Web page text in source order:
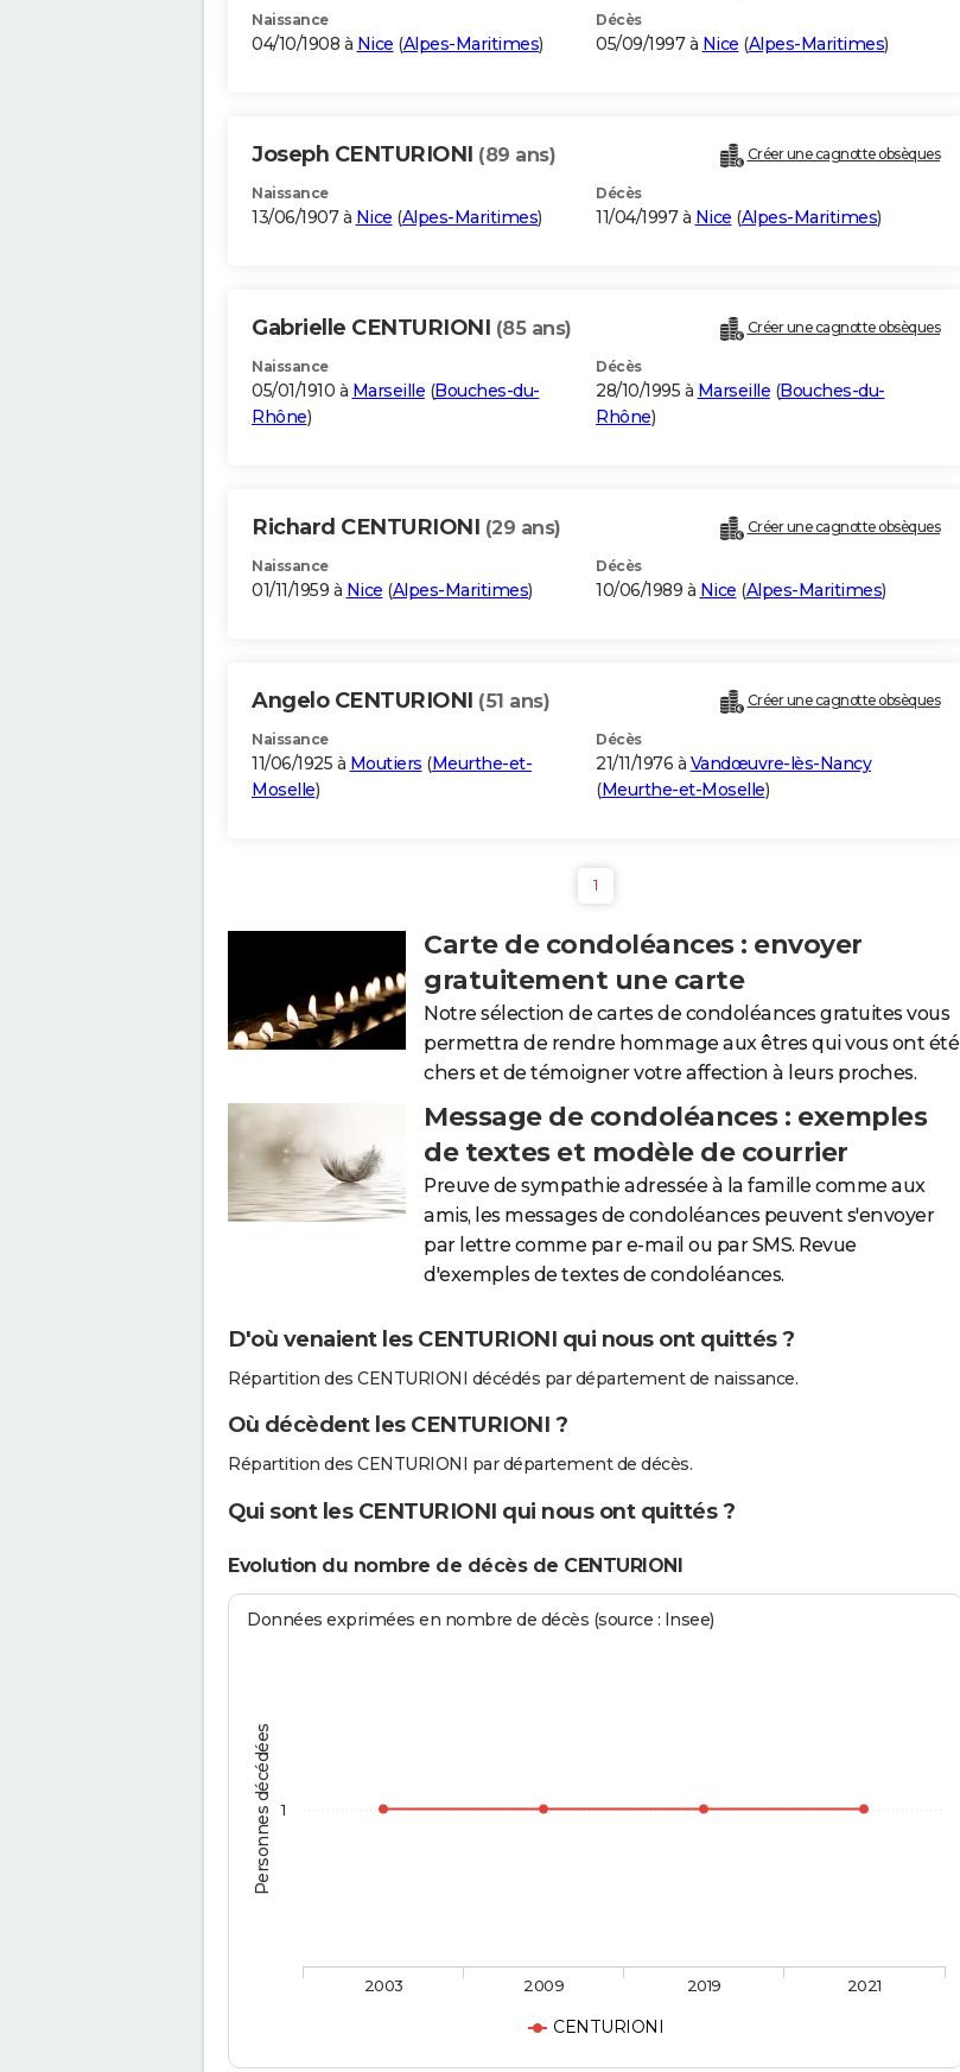
Naissance
04/10/1908 à Nice (Alpes-Maritimes)
Décès
05/09/1997 à Nice (Alpes-Maritimes)
Joseph CENTURIONI (89 ans) Créer une cagnotte obsèques
Naissance
13/06/1907 à Nice (Alpes-Maritimes)
Décès
11/04/1997 à Nice (Alpes-Maritimes)
Gabrielle CENTURIONI (85 ans) Créer une cagnotte obsèques
Naissance
05/01/1910 à Marseille (Bouches-du-
Rhône)
Décès
28/10/1995 à Marseille (Bouches-du-
Rhône)
Richard CENTURIONI (29 ans) Créer une cagnotte obsèques
Naissance
01/11/1959 à Nice (Alpes-Maritimes)
Décès
10/06/1989 à Nice (Alpes-Maritimes)
Angelo CENTURIONI (51 ans) Créer une cagnotte obsèques
Naissance
11/06/1925 à Moutiers (Meurthe-et-
Moselle)
Décès
21/11/1976 à Vandœuvre-lès-Nancy
(Meurthe-et-Moselle)
1
Carte de condoléances : envoyer
gratuitement une carte
Notre sélection de cartes de condoléances gratuites vous
permettra de rendre hommage aux êtres qui vous ont été
chers et de témoigner votre affection à leurs proches.
Message de condoléances : exemples
de textes et modèle de courrier
Preuve de sympathie adressée à la famille comme aux
amis, les messages de condoléances peuvent s'envoyer
par lettre comme par e-mail ou par SMS. Revue
d'exemples de textes de condoléances.
D'où venaient les CENTURIONI qui nous ont quittés ?
Répartition des CENTURIONI décédés par département de naissance.
Où décèdent les CENTURIONI ?
Répartition des CENTURIONI par département de décès.
Qui sont les CENTURIONI qui nous ont quittés ?
Evolution du nombre de décès de CENTURIONI
Personnes décédées
Données exprimées en nombre de décès (source : Insee)
CENTURIONI
2003 2009 2019 2021
1